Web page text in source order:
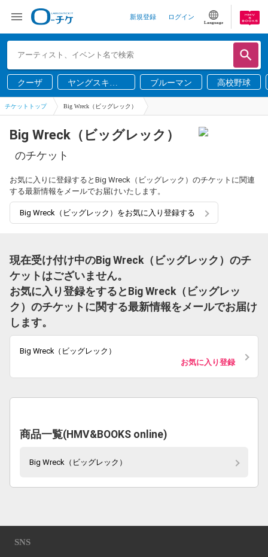
新規登録 ログイン
Language
クーザ
ヤングスキニ
ー
ブルーマン 高校野球
チケットトップ Big Wreck（ビッグレック）
Big Wreck（ビッグレック）
のチケット
お気に入りに登録するとBig Wreck（ビッグレック）のチケットに関連
する最新情報をメールでお届けいたします。
Big Wreck（ビッグレック）をお気に入り登録する
現在受け付け中のBig Wreck（ビッグレック）のチ
ケットはございません。
お気に入り登録をするとBig Wreck（ビッグレッ
ク）のチケットに関する最新情報をメールでお届け
します。
Big Wreck（ビッグレック）
お気に入り登録
商品一覧(HMV&BOOKS online)
Big Wreck（ビッグレック）
SNS